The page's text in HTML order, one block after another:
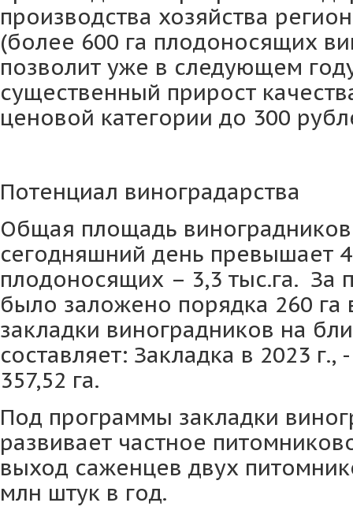
производства хозяйства
(более 600 га плодоносящих
позволит уже в следующем
существенный прирост
ценовой категории до 300
Потенциал виноградарства
Общая площадь
сегодняшний день превышает
плодоносящих – 3,3 тыс.га. За
было заложено порядка 260 га
закладки виноградников на
составляет: Закладка в 2023 г.,
357,52 га.
Под программы закладки
развивает частное
выход саженцев двух
млн штук в год.